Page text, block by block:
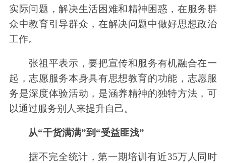
实际问题，解决生活困难和精神困惑，在服务群
众中教育引导群众，在解决问题中做好思想政治
工作。
张祖平表示，要把宣传和服务有机融合在一
起，志愿服务本身具有思想教育的功能，志愿服
务是深度体验活动，是涵养精神的独特方法，可
以通过服务别人来提升自己。
从“干货满满”到“受益匪浅”
据不完全统计，第一期培训有近35万人同时